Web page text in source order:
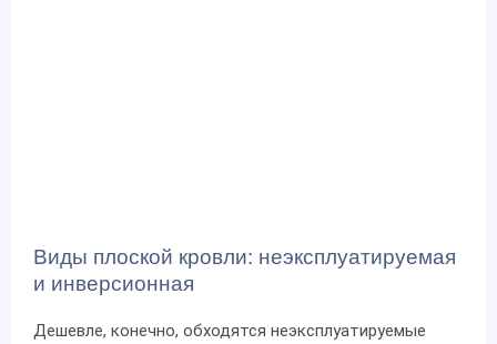
Виды плоской кровли: неэксплуатируемая
и инверсионная
Дешевле, конечно, обходятся неэксплуатируемые